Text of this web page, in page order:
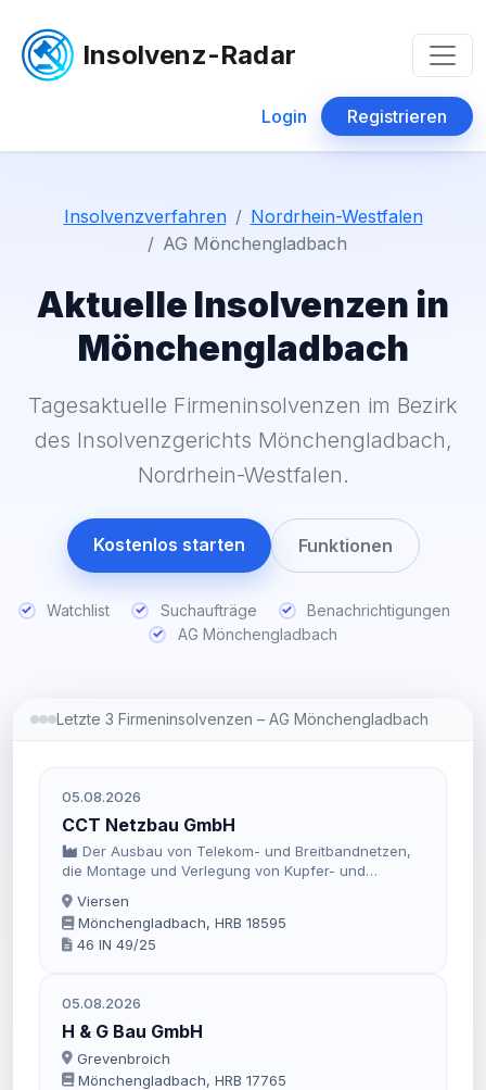
Insolvenz-Radar
Login Registrieren
Insolvenzverfahren
Nordrhein-Westfalen
AG Mönchengladbach
Aktuelle Insolvenzen in
Mönchengladbach
Tagesaktuelle Firmeninsolvenzen im Bezirk
des Insolvenzgerichts Mönchengladbach,
Nordrhein-Westfalen.
Kostenlos starten Funktionen
Watchlist Suchaufträge
Benachrichtigungen
AG Mönchengladbach
Letzte 3 Firmeninsolvenzen – AG Mönchengladbach
05.08.2026
CCT Netzbau GmbH
Der Ausbau von Telekom- und Breitbandnetzen,
die Montage und Verlegung von Kupfer- und
Glasfaserleitungen sowie die Wiederherstellung von
Oberflächen aller Art im Hoch- und Tiefbau.
Viersen
Mönchengladbach, HRB 18595
46 IN 49/25
05.08.2026
H & G Bau GmbH
Grevenbroich
Mönchengladbach, HRB 17765